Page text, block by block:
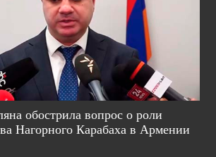
обострила вопрос о роли
Нагорного Карабаха в Армении